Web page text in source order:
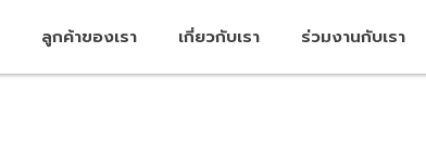
ลูกค้าของเรา เกี่ยวกับเรา ร่วมงานกับเรา